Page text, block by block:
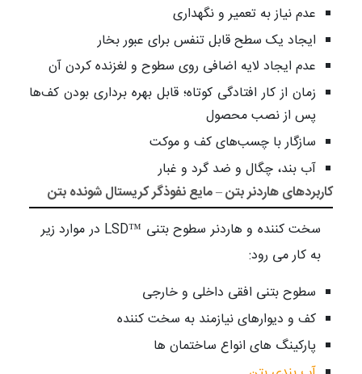
عدم نیاز به تعمیر و نگهداری
ایجاد یک سطح قابل تنفس برای عبور بخار
عدم ایجاد لایه اضافی روی سطوح و لغزنده کردن آن
زمان از کار افتادگی کوتاه؛ قابل بهره برداری بودن کف‌‌ها
پس از نصب محصول
سازگار با چسب‌های کف و موکت
آب بند، چگال و ضد گرد و غبار
کاربردهای هاردنر بتن – مایع نفوذگر کریستال شونده بتن
سخت کننده و هاردنر سطوح بتنی ™LSD در موارد زیر
به کار می رود:
سطوح بتنی افقی داخلی و خارجی
کف و دیوارهای نیازمند به سخت کننده
پارکینگ های انواع ساختمان ها